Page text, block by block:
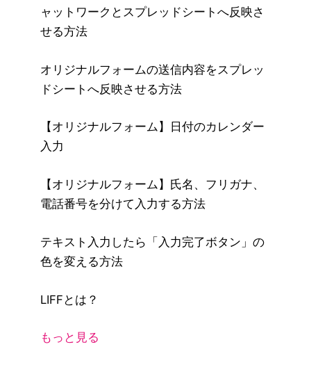
ャットワークとスプレッドシートへ反映さ
せる方法
オリジナルフォームの送信内容をスプレッ
ドシートへ反映させる方法
【オリジナルフォーム】日付のカレンダー
入力
【オリジナルフォーム】氏名、フリガナ、
電話番号を分けて入力する方法
テキスト入力したら「入力完了ボタン」の
色を変える方法
LIFFとは？
もっと見る